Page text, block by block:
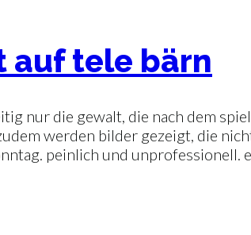
auf tele bärn
nur die gewalt, die nach dem
werden bilder gezeigt, die
peinlich und